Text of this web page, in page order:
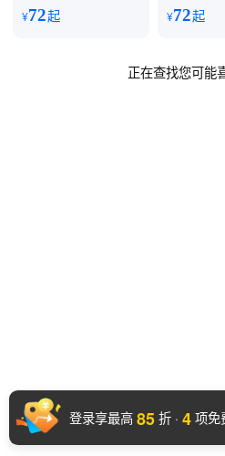
¥72起 ¥72起
正在查找您可能
登录享最高 85 折 · 4 项免